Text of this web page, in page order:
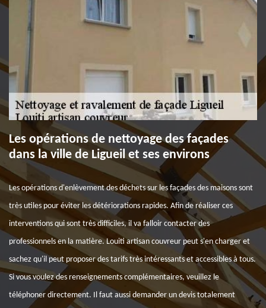
Les opérations de nettoyage des façades
dans la ville de Ligueil et ses environs
Les opérations d'enlèvement des déchets sur les façades des maisons sont
très utiles pour éviter les détériorations rapides. Afin de réaliser ces
interventions qui sont très difficiles, il va falloir contacter des
professionnels en la matière. Louiti artisan couvreur peut s'en charger et
sachez qu'il peut proposer des tarifs très intéressants et accessibles à tous.
Si vous voulez des renseignements complémentaires, veuillez le
téléphoner directement. Il faut aussi demander un devis totalement